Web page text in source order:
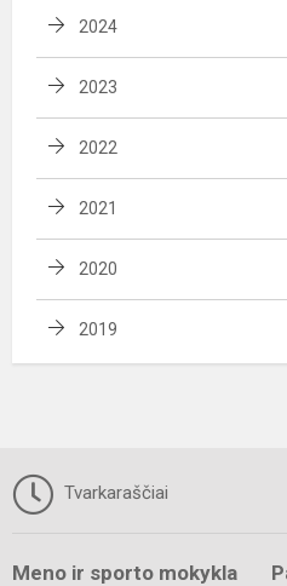
2024
2023
2022
2021
2020
2019
Tvarkaraščiai
Meno ir sporto mokykla